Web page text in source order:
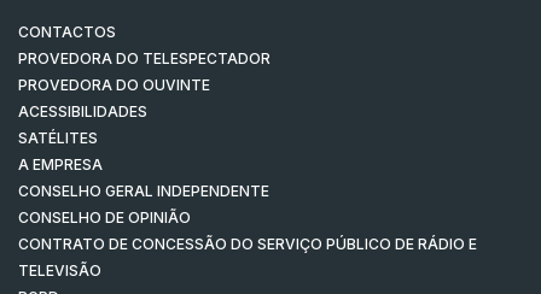
CONTACTOS
PROVEDORA DO TELESPECTADOR
PROVEDORA DO OUVINTE
ACESSIBILIDADES
SATÉLITES
A EMPRESA
CONSELHO GERAL INDEPENDENTE
CONSELHO DE OPINIÃO
CONTRATO DE CONCESSÃO DO SERVIÇO PÚBLICO DE RÁDIO E
TELEVISÃO